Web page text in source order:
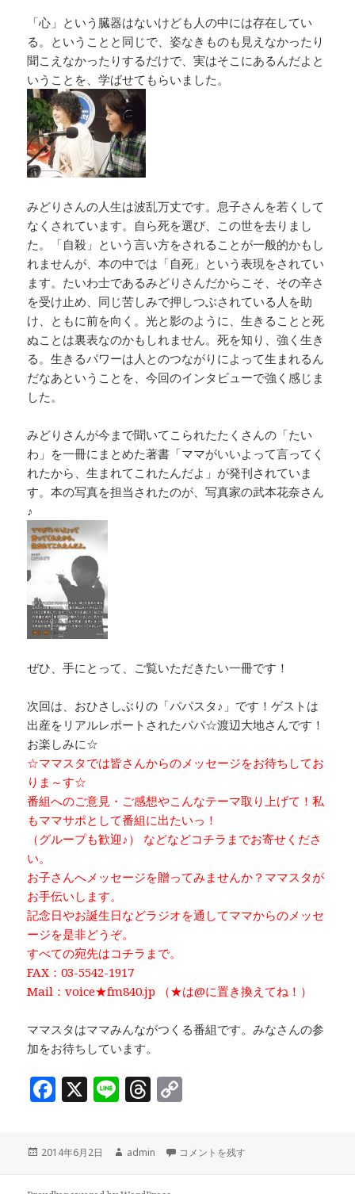
「心」という臓器はないけども人の中には存在してい
る。ということと同じで、姿なきものも見えなかったり
聞こえなかったりするだけで、実はそこにあるんだよと
いうことを、学ばせてもらいました。
みどりさんの人生は波乱万丈です。息子さんを若くして
なくされています。自ら死を選び、この世を去りまし
た。「自殺」という言い方をされることが一般的かもし
れませんが、本の中では「自死」という表現をされてい
ます。たいわ士であるみどりさんだからこそ、その辛さ
を受け止め、同じ苦しみで押しつぶされている人を助
け、ともに前を向く。光と影のように、生きることと死
ぬことは裏表なのかもしれません。死を知り、強く生き
る。生きるパワーは人とのつながりによって生まれるん
だなあということを、今回のインタビューで強く感じま
した。
みどりさんが今まで聞いてこられたたくさんの「たい
わ」を一冊にまとめた著書「ママがいいよって言ってく
れたから、生まれてこれたんだよ」が発刊されていま
す。本の写真を担当されたのが、写真家の武本花奈さん
♪
ぜひ、手にとって、ご覧いただきたい一冊です！
次回は、おひさしぶりの「パパスタ♪」です！ゲストは
出産をリアルレポートされたパパ☆渡辺大地さんです！
お楽しみに☆
☆ママスタでは皆さんからのメッセージをお待ちしてお
りま～す☆
番組へのご意見・ご感想やこんなテーマ取り上げて！私
もママサポとして番組に出たいっ！
（グループも歓迎♪） などなどコチラまでお寄せくださ
い。
お子さんへメッセージを贈ってみませんか？ママスタが
お手伝いします。
記念日やお誕生日などラジオを通してママからのメッセ
ージを是非どうぞ。
すべての宛先はコチラまで。
FAX：03-5542-1917
Mail：voice★fm840.jp （★は@に置き換えてね！）
ママスタはママみんながつくる番組です。みなさんの参
加をお待ちしています。
F
c
e
X Li
e
T
e
p
y
投
2014年6月2日
作
admin 「Happy Time♫」後半テーマ：「胎
コメントを残す